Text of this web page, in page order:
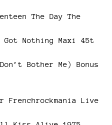
The Day The
Nothing Maxi 45t
Bother Me) Bonus
Frenchrockmania Live